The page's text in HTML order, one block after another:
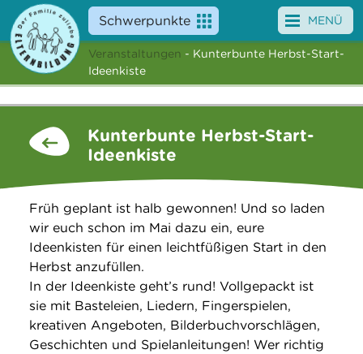
Schwerpunkte
Angebote
News
Über uns
Suche
MENÜ
Veranstaltungen - Kunterbunte Herbst-Start-
Ideenkiste
Kunterbunte Herbst-Start-
Ideenkiste
Früh geplant ist halb gewonnen! Und so laden
wir euch schon im Mai dazu ein, eure
Ideenkisten für einen leichtfüßigen Start in den
Herbst anzufüllen.
In der Ideenkiste geht’s rund! Vollgepackt ist
sie mit Basteleien, Liedern, Fingerspielen,
kreativen Angeboten, Bilderbuchvorschlägen,
Geschichten und Spielanleitungen! Wer richtig